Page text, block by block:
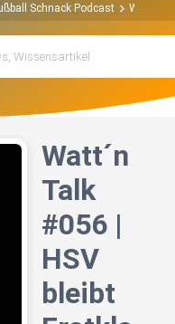
Schnack Podcast Watt´n
Watt´n
Talk
#056 |
HSV
bleibt